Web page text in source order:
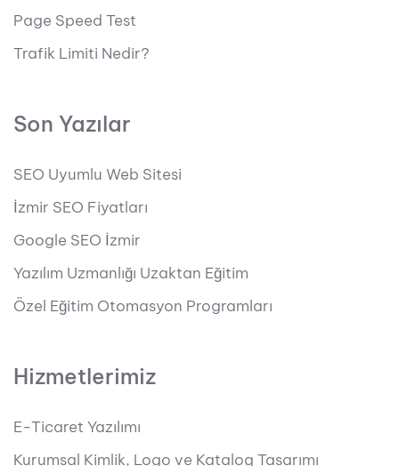
Page Speed Test
Trafik Limiti Nedir?
Son Yazılar
SEO Uyumlu Web Sitesi
İzmir SEO Fiyatları
Google SEO İzmir
Yazılım Uzmanlığı Uzaktan Eğitim
Özel Eğitim Otomasyon Programları
Hizmetlerimiz
E-Ticaret Yazılımı
Kurumsal Kimlik, Logo ve Katalog Tasarımı